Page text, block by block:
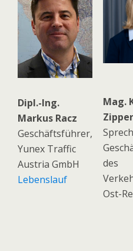
Dipl.-Ing.
Markus Racz
Geschäftsführer,
Yunex Traffic
Austria GmbH
Lebenslauf
Mag.
des
Ost-